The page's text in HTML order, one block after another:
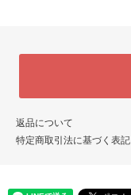
返品について
特定商取引法に基づく表記